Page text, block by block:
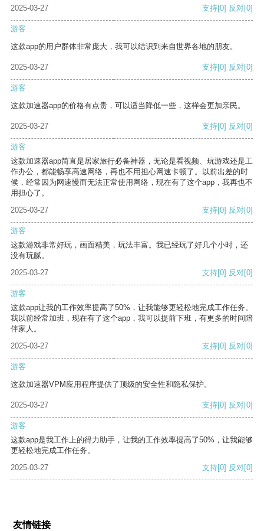
2025-03-27 支持[0] 反对[0]
游客
这款app的用户群体非常庞大，我可以结识到来自世界各地的朋友。
2025-03-27 支持[0] 反对[0]
游客
这款加速器app的价格有点贵，可以适当降低一些，这样会更加亲民。
2025-03-27 支持[0] 反对[0]
游客
这款加速器app简直是居家旅行必备神器，无论是看视频、玩游戏还是工
作办公，都能畅享高速网络，再也不用担心网速卡顿了。以前出差的时
候，经常因为网速慢而无法正常使用网络，现在有了这个app，我再也不
用担心了。
2025-03-27
支持[0] 反对[0]
游客
这款游戏非常好玩，画面精美，玩法丰富。我已经玩了好几个小时，还
没有玩腻。
2025-03-27
支持[0] 反对[0]
游客
这款app让我的工作效率提高了50%，让我能够更轻松地完成工作任务。
我以前经常加班，现在有了这个app，我可以提前下班，有更多的时间陪
伴家人。
2025-03-27
支持[0] 反对[0]
游客
这款加速器VPM应用程序提供了顶级的安全性和隐私保护。
2025-03-27 支持[0] 反对[0]
游客
这款app是我工作上的得力助手，让我的工作效率提高了50%，让我能够
更轻松地完成工作任务。
2025-03-27
支持[0] 反对[0]
友情链接